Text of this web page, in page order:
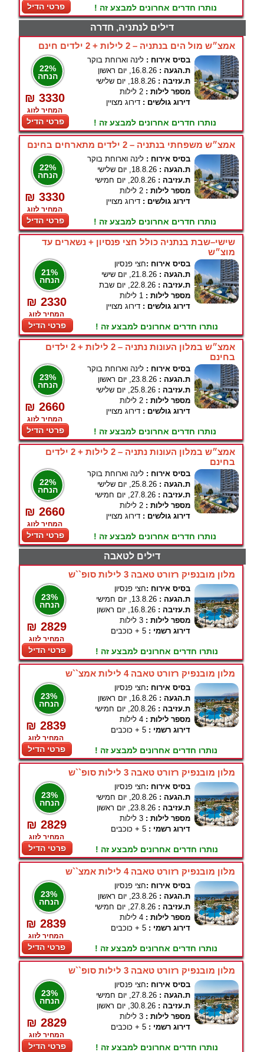
פרטי הדיל נותרו חדרים אחרונים למבצע זה !
דילים לנתניה, חדרה
אמצ״ש מול הים בנתניה – 2 לילות + 2 ילדים חינם
22%
הנחה
₪ 3330
המחיר לזוג
פרטי הדיל
בסיס אירוח : לינה וארוחת בוקר
ת.הגעה : 16.8.26, יום ראשון
ת.עזיבה : 18.8.26, יום שלישי
מספר לילות : 2 לילות
דירוג גולשים : דירוג מצויין
נותרו חדרים אחרונים למבצע זה !
אמצ״ש משפחתי בנתניה – 2 ילדים מתארחים בחינם
22%
הנחה
₪ 3330
המחיר לזוג
פרטי הדיל
בסיס אירוח : לינה וארוחת בוקר
ת.הגעה : 18.8.26, יום שלישי
ת.עזיבה : 20.8.26, יום חמישי
מספר לילות : 2 לילות
דירוג גולשים : דירוג מצויין
נותרו חדרים אחרונים למבצע זה !
שישי–שבת בנתניה כולל חצי פנסיון + נשארים עד
מוצ״ש
21%
הנחה
₪ 2330
המחיר לזוג
פרטי הדיל
בסיס אירוח :חצי פנסיון
ת.הגעה : 21.8.26, יום שישי
ת.עזיבה : 22.8.26, יום שבת
מספר לילות : 1 לילות
דירוג גולשים : דירוג מצויין
נותרו חדרים אחרונים למבצע זה !
אמצ״ש במלון העונות נתניה – 2 לילות + 2 ילדים
בחינם
23%
הנחה
₪ 2660
המחיר לזוג
פרטי הדיל
בסיס אירוח : לינה וארוחת בוקר
ת.הגעה : 23.8.26, יום ראשון
ת.עזיבה : 25.8.26, יום שלישי
מספר לילות : 2 לילות
דירוג גולשים : דירוג מצויין
נותרו חדרים אחרונים למבצע זה !
אמצ״ש במלון העונות נתניה – 2 לילות + 2 ילדים
בחינם
22%
הנחה
₪ 2660
המחיר לזוג
פרטי הדיל
בסיס אירוח : לינה וארוחת בוקר
ת.הגעה : 25.8.26, יום שלישי
ת.עזיבה : 27.8.26, יום חמישי
מספר לילות : 2 לילות
דירוג גולשים : דירוג מצויין
נותרו חדרים אחרונים למבצע זה !
דילים לטאבה
מלון מובנפיק רזורט טאבה 3 לילות סופ``ש
23%
הנחה
₪ 2829
המחיר לזוג
פרטי הדיל
בסיס אירוח :חצי פנסיון
ת.הגעה : 13.8.26, יום חמישי
ת.עזיבה : 16.8.26, יום ראשון
מספר לילות : 3 לילות
דירוג רשמי : 5 + כוכבים
נותרו חדרים אחרונים למבצע זה !
מלון מובנפיק רזורט טאבה 4 לילות אמצ``ש
23%
הנחה
₪ 2839
המחיר לזוג
פרטי הדיל
בסיס אירוח :חצי פנסיון
ת.הגעה : 16.8.26, יום ראשון
ת.עזיבה : 20.8.26, יום חמישי
מספר לילות : 4 לילות
דירוג רשמי : 5 + כוכבים
נותרו חדרים אחרונים למבצע זה !
מלון מובנפיק רזורט טאבה 3 לילות סופ``ש
23%
הנחה
₪ 2829
המחיר לזוג
פרטי הדיל
בסיס אירוח :חצי פנסיון
ת.הגעה : 20.8.26, יום חמישי
ת.עזיבה : 23.8.26, יום ראשון
מספר לילות : 3 לילות
דירוג רשמי : 5 + כוכבים
נותרו חדרים אחרונים למבצע זה !
מלון מובנפיק רזורט טאבה 4 לילות אמצ``ש
23%
הנחה
₪ 2839
המחיר לזוג
פרטי הדיל
בסיס אירוח :חצי פנסיון
ת.הגעה : 23.8.26, יום ראשון
ת.עזיבה : 27.8.26, יום חמישי
מספר לילות : 4 לילות
דירוג רשמי : 5 + כוכבים
נותרו חדרים אחרונים למבצע זה !
מלון מובנפיק רזורט טאבה 3 לילות סופ``ש
23%
הנחה
₪ 2829
המחיר לזוג
פרטי הדיל
בסיס אירוח :חצי פנסיון
ת.הגעה : 27.8.26, יום חמישי
ת.עזיבה : 30.8.26, יום ראשון
מספר לילות : 3 לילות
דירוג רשמי : 5 + כוכבים
נותרו חדרים אחרונים למבצע זה !